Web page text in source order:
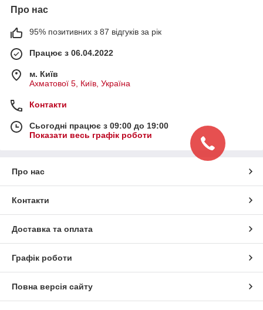
Про нас
95% позитивних з 87 відгуків за рік
Працює з 06.04.2022
м. Київ
Ахматової 5, Київ, Україна
Контакти
Сьогодні працює з 09:00 до 19:00
Показати весь графік роботи
Про нас
Контакти
Доставка та оплата
Графік роботи
Повна версія сайту